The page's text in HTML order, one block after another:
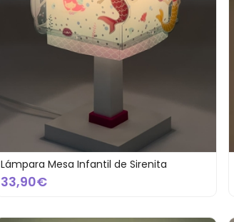
Lámpara Mesa Infantil de Sirenita
33,90€